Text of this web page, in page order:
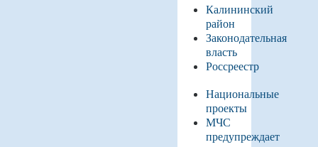
Калининский
район
Законодательная
власть
Россреестр
Национальные
проекты
МЧС
предупреждает